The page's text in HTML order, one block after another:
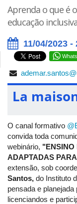
Aprenda o que é
educação
11/04/2023
La
O canal formativo
convida toda
webinário, "ENSINO
ADAPTADAS
extensão, sob
Santos, do Instituto
pensada e
licenciandos e